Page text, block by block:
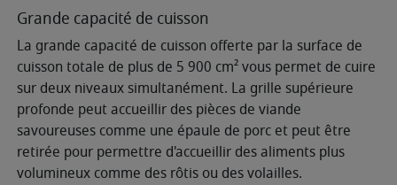
Grande capacité de cuisson
La grande capacité de cuisson offerte par la surface de
cuisson totale de plus de 5 900 cm² vous permet de cuire
sur deux niveaux simultanément. La grille supérieure
profonde peut accueillir des pièces de viande
savoureuses comme une épaule de porc et peut être
retirée pour permettre d'accueillir des aliments plus
volumineux comme des rôtis ou des volailles.